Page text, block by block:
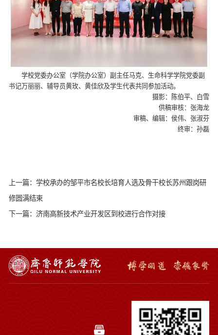
学校党委办公室（学院办公室）副主任马克、生命科学学院党委副
书记万丽丽、辅导员黄玫、黄佳欣及学生代表共同参加活动。
摄影：陈伯平、白雪
供稿审核：张海龙
审稿、编辑：侯伟、张淑芬
终审：孙磊
上一篇：学校承办的邹平市名校长培育人选及骨干校长苏州跟岗研
修圆满结束
下一篇：济南高新技术产业开发区到校进行合作对接